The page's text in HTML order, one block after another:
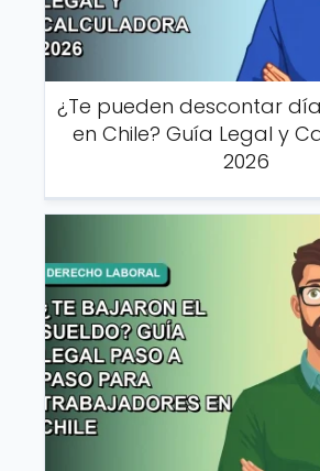
¿Te pueden descontar
en Chile? Guía Legal y
2026